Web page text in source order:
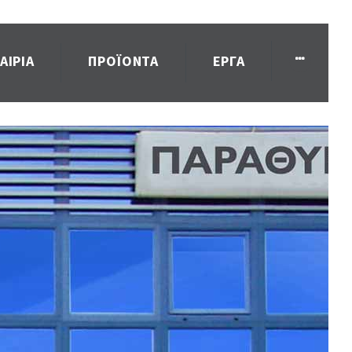
ΠΡΟΪΌΝΤΑ ΈΡΓΑ